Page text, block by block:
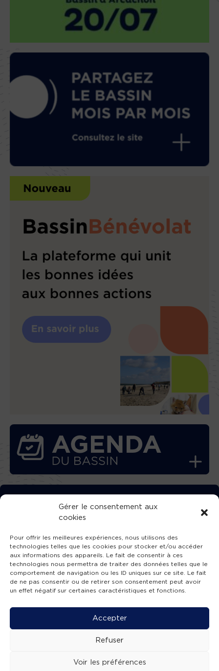
Gérer le consentement aux
cookies
Pour offrir les meilleures expériences, nous utilisons des
technologies telles que les cookies pour stocker et/ou accéder
aux informations des appareils. Le fait de consentir à ces
technologies nous permettra de traiter des données telles que le
comportement de navigation ou les ID uniques sur ce site. Le fait
de ne pas consentir ou de retirer son consentement peut avoir
un effet négatif sur certaines caractéristiques et fonctions.
Accepter
Refuser
Voir les préférences
TÉLÉCHARGEZ GRATUITEMENT
L’APPLICATION TVBA !
SUIVEZ-NOUS !
Mentions légales -Accessibilité